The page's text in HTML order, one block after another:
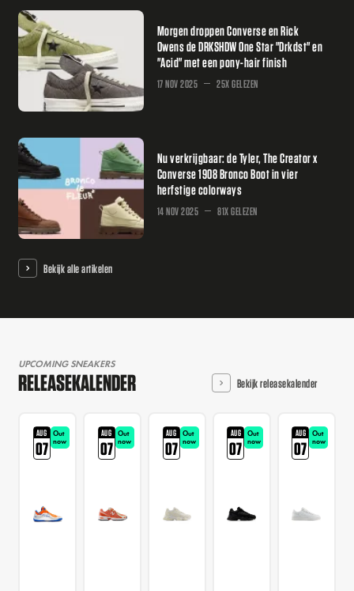
Morgen droppen Converse en Rick
Owens de DRKSHDW One Star "Drkdst" en
"Acid" met een pony-hair finish
17 NOV 2025 25X GELEZEN
Nu verkrijgbaar: de Tyler, The Creator x
Converse 1908 Bronco Boot in vier
herfstige colorways
14 NOV 2025 81X GELEZEN
Bekijk alle artikelen
UPCOMING SNEAKERS
RELEASEKALENDER Bekijk releasekalender
AUG
07
Out
now
AUG
07
Out
now
AUG
07
Out
now
AUG
07
Out
now
AUG
07
Out
now